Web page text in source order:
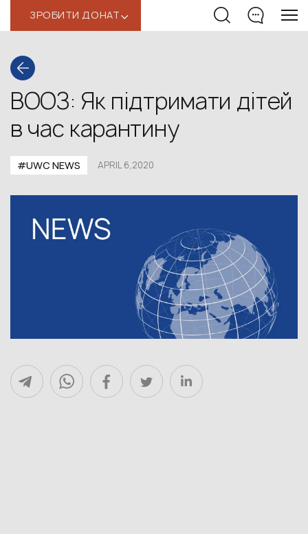
ЗРОБИТИ ДОНАТ‹
ВООЗ: Як підтримати дітей
в час карантину
#UWC NEWS APRIL 6,2020